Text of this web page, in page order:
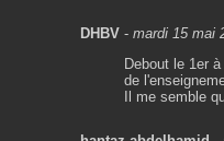
DHBV -mardi 15 mai
Debout le 1er
de
Il me semble